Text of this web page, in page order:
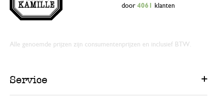
door 4061 klanten
Alle genoemde prijzen zijn consumentenprijzen en inclusief BTW.
Service